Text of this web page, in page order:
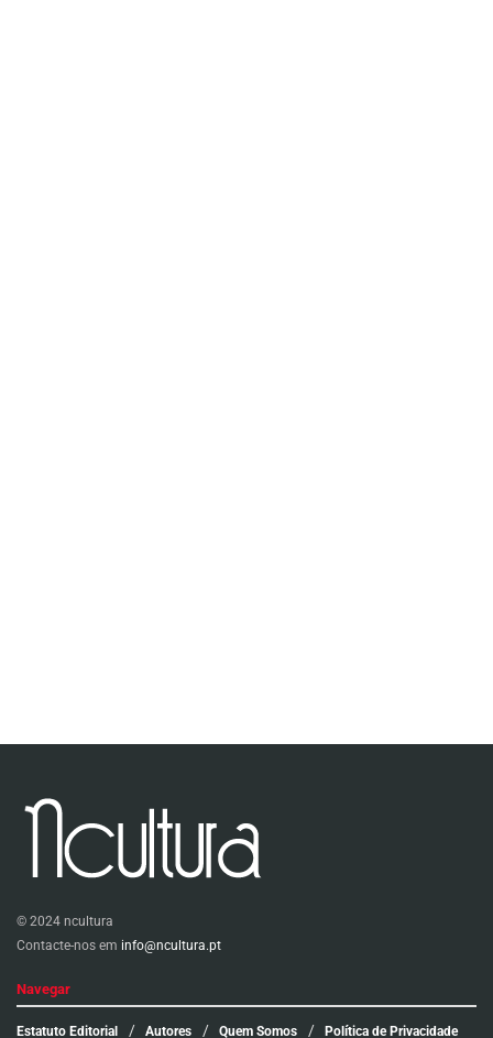
© 2024 ncultura
Contacte-nos em info@ncultura.pt
Navegar
Estatuto Editorial Autores Quem Somos Política de Privacidade